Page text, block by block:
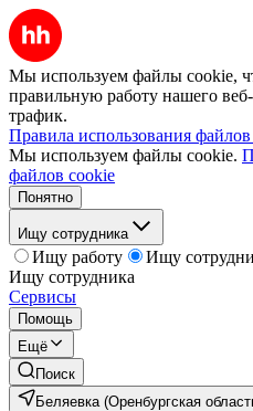
Мы используем файлы cookie,
правильную работу нашего
трафик.
Правила использования
Мы используем файлы cookie.
файлов cookie
Понятно
Ищу сотрудника
Ищу работу
Ищу
Ищу сотрудника
Сервисы
Помощь
Ещё
Поиск
Беляевка (Оренбургская